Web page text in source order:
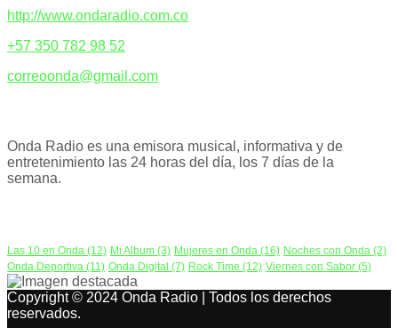
http://www.ondaradio.com.co
+57 350 782 98 52
correoonda@gmail.com
Onda Radio es una emisora musical, informativa y de
entretenimiento las 24 horas del día, los 7 días de la
semana.
Las 10 en Onda (12) Mi Album (3) Mujeres en Onda (16) Noches con Onda (2)
Onda Deportiva (11) Onda Digital (7) Rock Time (12) Viernes con Sabor (5)
Copyright © 2024 Onda Radio | Todos los derechos
reservados.